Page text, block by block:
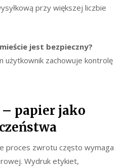
przy większej liczbie
jest bezpieczny?
użytkownik zachowuje kontrolę
papier jako
proces zwrotu często wymaga
Wydruk etykiet,